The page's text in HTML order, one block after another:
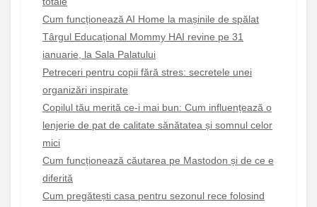
Cum funcționează AI Home la mașinile de spălat
Târgul Educațional Mommy HAI revine pe 31
ianuarie, la Sala Palatului
Petreceri pentru copii fără stres: secretele unei
organizări inspirate
Copilul tău merită ce-i mai bun: Cum influențează o
lenjerie de pat de calitate sănătatea și somnul celor
mici
Cum funcționează căutarea pe Mastodon și de ce e
diferită
Cum pregătești casa pentru sezonul rece folosind